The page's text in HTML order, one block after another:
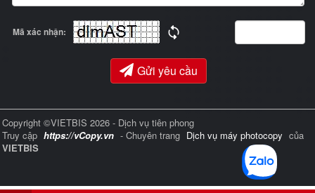
Mã xác nhận:
Gửi yêu cầu
Copyright ©VIETBIS 2026 - Dịch vụ tiên phong
Truy cập https://vCopy.vn - Chuyên trang Dịch vụ máy photocopy của
VIETBIS